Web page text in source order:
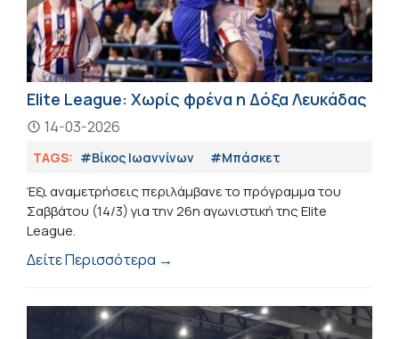
Elite League: Χωρίς φρένα η Δόξα Λευκάδας
14-03-2026
TAGS: #Βίκος Ιωαννίνων #Μπάσκετ
Έξι αναμετρήσεις περιλάμβανε το πρόγραμμα του
Σαββάτου (14/3) για την 26η αγωνιστική της Elite
League.
Δείτε Περισσότερα →